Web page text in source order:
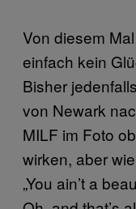
Von diesem
einfach kein
Bisher
von Newark
MILF im Foto
wirken, aber
„You ain’t a